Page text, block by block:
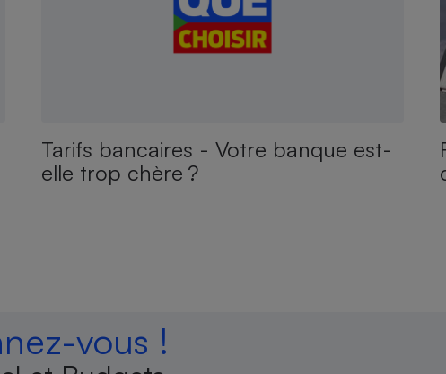
Tarifs bancaires - Votre banque est-
elle trop chère ?
vous !